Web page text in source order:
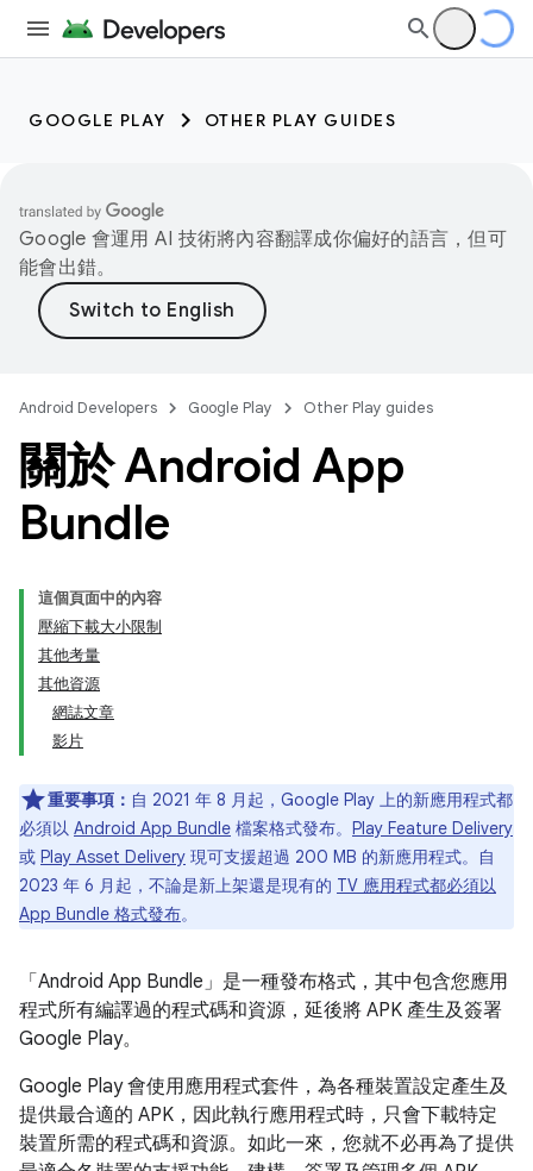
GOOGLE PLAY OTHER PLAY GUIDES
Google 會運用 AI 技術將內容翻譯成你偏好的語言，但可
能會出錯。
Android Developers Google Play Other Play guides
關於 Android App
Bundle
這個頁面中的內容
壓縮下載大小限制
其他考量
其他資源
網誌文章
影片
重要事項： 自 2021 年 8 月起，Google Play 上的新應用程式都
必須以 Android App Bundle 檔案格式發布。 Play Feature Delivery
或 Play Asset Delivery 現可支援超過 200 MB 的新應用程式。自
2023 年 6 月起，不論是新上架還是現有的 TV 應用程式都必須以
App Bundle 格式發布。
「Android App Bundle」 是一種發布格式，其中包含您應用
程式所有編譯過的程式碼和資源，延後將 APK 產生及簽署
Google Play。
Google Play 會使用應用程式套件，為各種裝置設定產生及
提供最合適的 APK，因此執行應用程式時，只會下載特定
裝置所需的程式碼和資源。如此一來，您就不必再為了提供